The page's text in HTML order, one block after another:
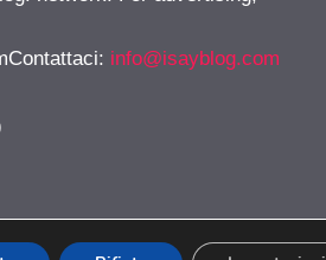
: info@isayblog.com